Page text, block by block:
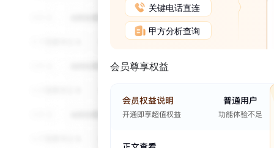
关键电话直连
甲方分析查询
会员尊享权益